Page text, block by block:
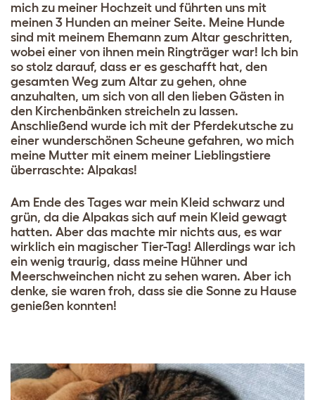
mich zu meiner Hochzeit und führten uns mit
meinen 3 Hunden an meiner Seite. Meine Hunde
sind mit meinem Ehemann zum Altar geschritten,
wobei einer von ihnen mein Ringträger war! Ich bin
so stolz darauf, dass er es geschafft hat, den
gesamten Weg zum Altar zu gehen, ohne
anzuhalten, um sich von all den lieben Gästen in
den Kirchenbänken streicheln zu lassen.
Anschließend wurde ich mit der Pferdekutsche zu
einer wunderschönen Scheune gefahren, wo mich
meine Mutter mit einem meiner Lieblingstiere
überraschte: Alpakas!
Am Ende des Tages war mein Kleid schwarz und
grün, da die Alpakas sich auf mein Kleid gewagt
hatten. Aber das machte mir nichts aus, es war
wirklich ein magischer Tier-Tag! Allerdings war ich
ein wenig traurig, dass meine Hühner und
Meerschweinchen nicht zu sehen waren. Aber ich
denke, sie waren froh, dass sie die Sonne zu Hause
genießen konnten!